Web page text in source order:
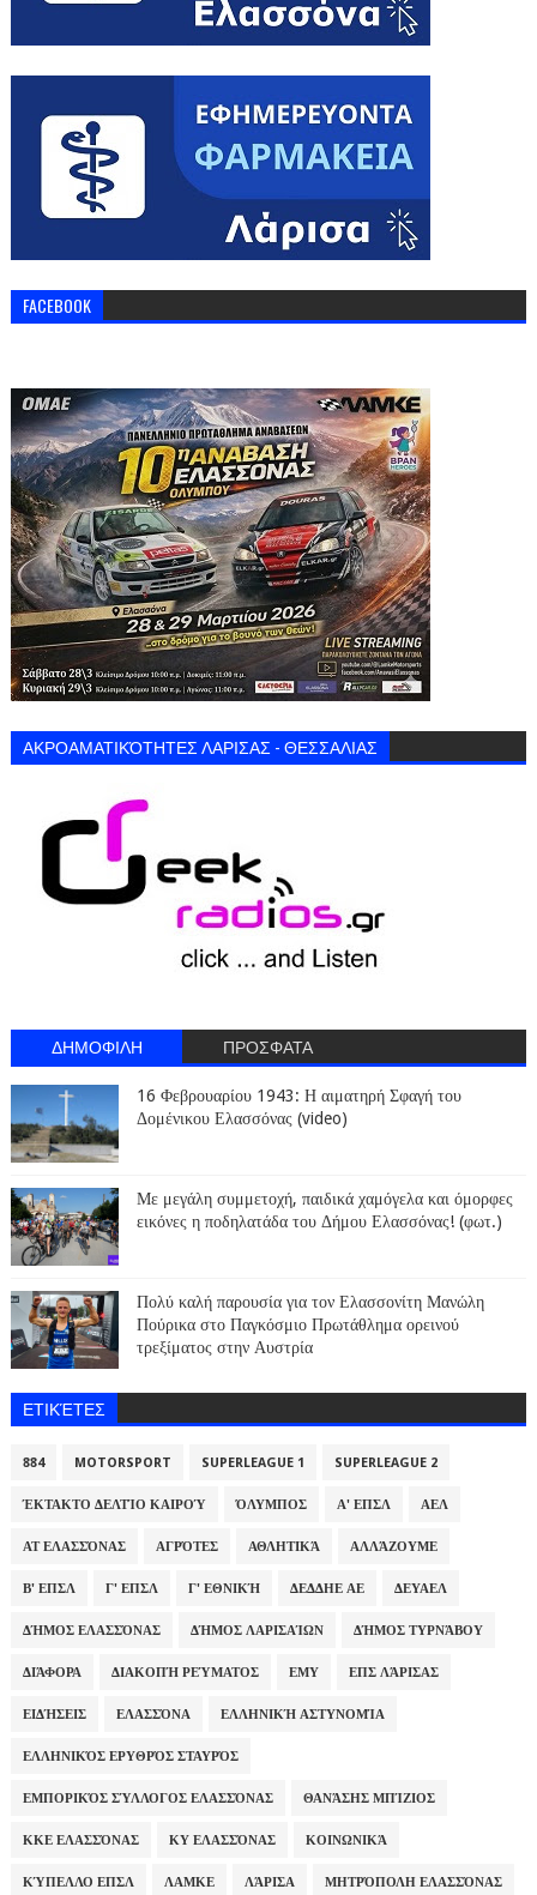
FACEBOOK
ΑΚΡΟΑΜΑΤΙΚΌΤΗΤΕΣ ΛΑΡΙΣΑΣ - ΘΕΣΣΑΛΙΑΣ
ΔΗΜΟΦΙΛΗ ΠΡΟΣΦΑΤΑ
16 Φεβρουαρίου 1943: Η αιματηρή Σφαγή του
Δομένικου Ελασσόνας (video)
Με μεγάλη συμμετοχή, παιδικά χαμόγελα και όμορφες
εικόνες η ποδηλατάδα του Δήμου Ελασσόνας! (φωτ.)
Πολύ καλή παρουσία για τον Ελασσονίτη Μανώλη
Πούρικα στο Παγκόσμιο Πρωτάθλημα ορεινού
τρεξίματος στην Αυστρία
ΕΤΙΚΈΤΕΣ
884 MOTORSPORT SUPERLEAGUE 1 SUPERLEAGUE 2
ΈΚΤΑΚΤΟ ΔΕΛΤΊΟ ΚΑΙΡΟΎ ΌΛΥΜΠΟΣ Α' ΕΠΣΛ ΑΕΛ
ΑΤ ΕΛΑΣΣΌΝΑΣ ΑΓΡΌΤΕΣ ΑΘΛΗΤΙΚΆ ΑΛΛΆΖΟΥΜΕ
Β' ΕΠΣΛ Γ' ΕΠΣΛ Γ' ΕΘΝΙΚΉ ΔΕΔΔΗΕ ΑΕ ΔΕΥΑΕΛ
ΔΉΜΟΣ ΕΛΑΣΣΌΝΑΣ ΔΉΜΟΣ ΛΑΡΙΣΑΊΩΝ ΔΉΜΟΣ ΤΥΡΝΆΒΟΥ
ΔΙΆΦΟΡΑ ΔΙΑΚΟΠΉ ΡΕΎΜΑΤΟΣ ΕΜΥ ΕΠΣ ΛΆΡΙΣΑΣ
ΕΙΔΉΣΕΙΣ ΕΛΑΣΣΌΝΑ ΕΛΛΗΝΙΚΉ ΑΣΤΥΝΟΜΊΑ
ΕΛΛΗΝΙΚΌΣ ΕΡΥΘΡΌΣ ΣΤΑΥΡΌΣ
ΕΜΠΟΡΙΚΌΣ ΣΎΛΛΟΓΟΣ ΕΛΑΣΣΌΝΑΣ ΘΑΝΆΣΗΣ ΜΠΊΖΙΟΣ
ΚΚΕ ΕΛΑΣΣΌΝΑΣ ΚΥ ΕΛΑΣΣΌΝΑΣ ΚΟΙΝΩΝΙΚΆ
ΚΎΠΕΛΛΟ ΕΠΣΛ ΛΑΜΚΕ ΛΆΡΙΣΑ ΜΗΤΡΌΠΟΛΗ ΕΛΑΣΣΌΝΑΣ